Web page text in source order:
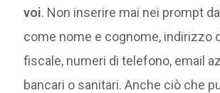
voi. Non inserire mai nei prompt
come nome e cognome, indirizzo
fiscale, numeri di telefono, email
bancari o sanitari. Anche ciò che